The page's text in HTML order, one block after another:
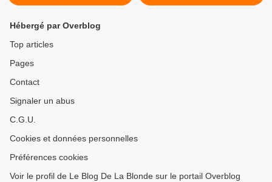
Hébergé par Overblog
Top articles
Pages
Contact
Signaler un abus
C.G.U.
Cookies et données personnelles
Préférences cookies
Voir le profil de Le Blog De La Blonde sur le portail Overblog